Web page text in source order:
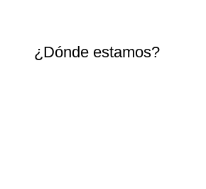
¿Dónde estamos?